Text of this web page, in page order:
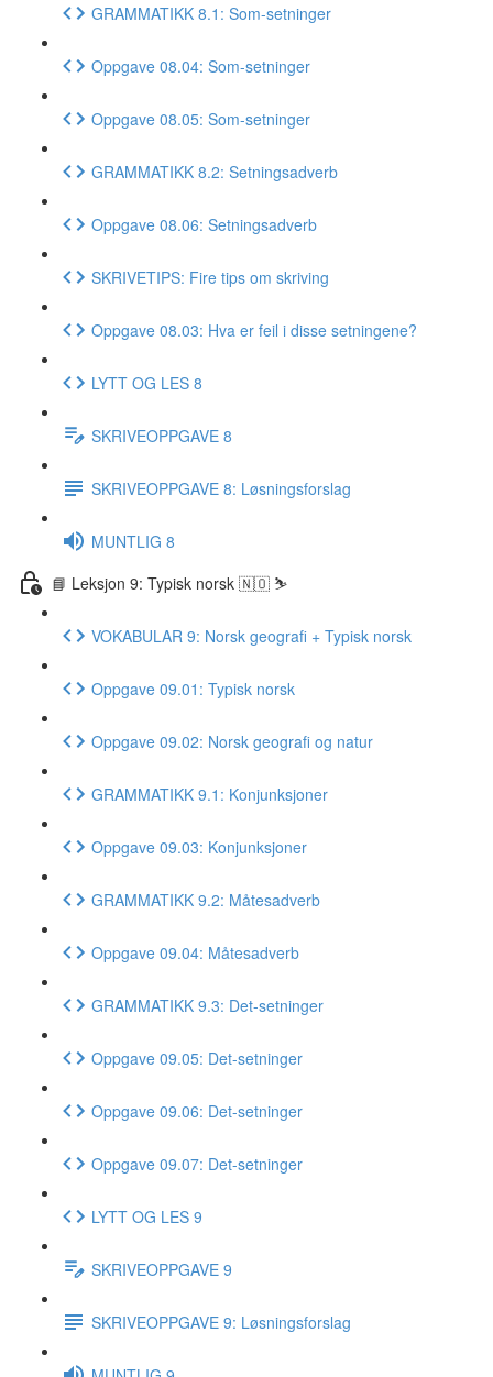
GRAMMATIKK 8.1: Som-setninger
Oppgave 08.04: Som-setninger
Oppgave 08.05: Som-setninger
GRAMMATIKK 8.2: Setningsadverb
Oppgave 08.06: Setningsadverb
SKRIVETIPS: Fire tips om skriving
Oppgave 08.03: Hva er feil i disse setningene?
LYTT OG LES 8
SKRIVEOPPGAVE 8
SKRIVEOPPGAVE 8: Løsningsforslag
MUNTLIG 8
📘 Leksjon 9: Typisk norsk 🇳🇴 ⛷
VOKABULAR 9: Norsk geografi + Typisk norsk
Oppgave 09.01: Typisk norsk
Oppgave 09.02: Norsk geografi og natur
GRAMMATIKK 9.1: Konjunksjoner
Oppgave 09.03: Konjunksjoner
GRAMMATIKK 9.2: Måtesadverb
Oppgave 09.04: Måtesadverb
GRAMMATIKK 9.3: Det-setninger
Oppgave 09.05: Det-setninger
Oppgave 09.06: Det-setninger
Oppgave 09.07: Det-setninger
LYTT OG LES 9
SKRIVEOPPGAVE 9
SKRIVEOPPGAVE 9: Løsningsforslag